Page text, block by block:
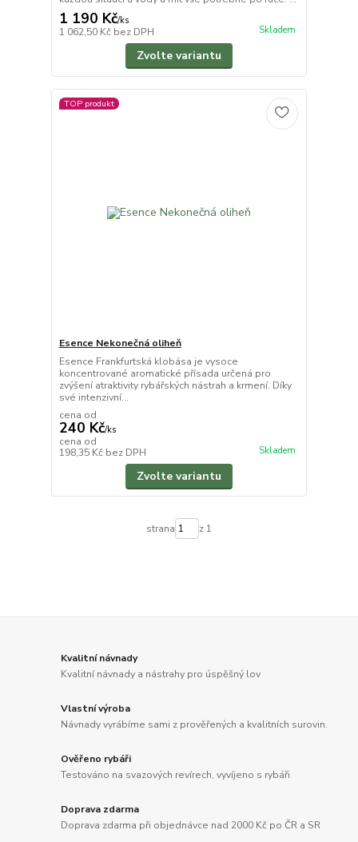
1 190 Kč/ks
1 062,50 Kč bez DPH Skladem
Zvolte variantu
TOP produkt
Esence Nekonečná oliheň
Esence Frankfurtská klobása je vysoce
koncentrované aromatické přísada určená pro
zvýšení atraktivity rybářských nástrah a krmení. Díky
své intenzivní...
cena od
240 Kč/ks
cena od
198,35 Kč bez DPH Skladem
Zvolte variantu
strana z 1
Kvalitní návnady
Kvalitní návnady a nástrahy pro úspěšný lov
Vlastní výroba
Návnady vyrábíme sami z prověřených a kvalitních surovin.
Ověřeno rybáři
Testováno na svazových revírech, vyvíjeno s rybáři
Doprava zdarma
Doprava zdarma při objednávce nad 2000 Kč po ČR a SR